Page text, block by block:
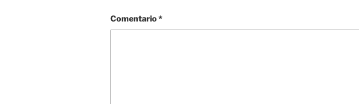
Comentario*